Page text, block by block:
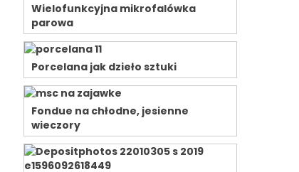
Wielofunkcyjna mikrofalówka
parowa
Porcelana jak dzieło sztuki
Fondue na chłodne, jesienne
wieczory